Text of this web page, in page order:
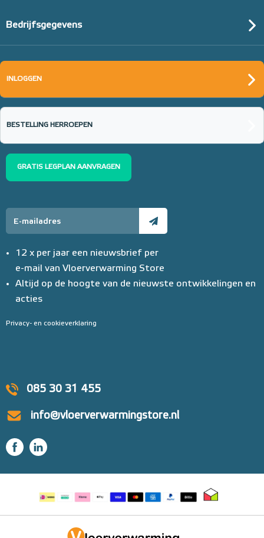
085 30 31 455
info@vloerverwarmingstore.nl
Bedrijfsgegevens
INLOGGEN
BESTELLING HERROEPEN
GRATIS LEGPLAN AANVRAGEN
12 x per jaar een nieuwsbrief per
e-mail van Vloerverwarming Store
Altijd op de hoogte van de nieuwste ontwikkelingen en
acties
Privacy- en cookieverklaring